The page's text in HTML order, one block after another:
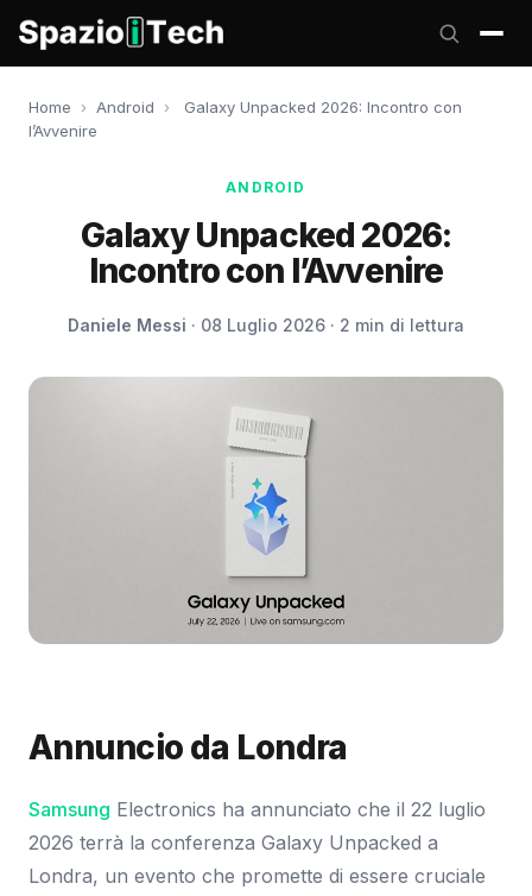
Home › Android ›
Galaxy Unpacked 2026: Incontro con
l’Avvenire
ANDROID
Galaxy Unpacked 2026:
Incontro con l’Avvenire
Daniele Messi · 08 Luglio 2026 · 2 min di lettura
Annuncio da Londra
Samsung Electronics ha annunciato che il 22 luglio
2026 terrà la conferenza Galaxy Unpacked a
Londra, un evento che promette di essere cruciale